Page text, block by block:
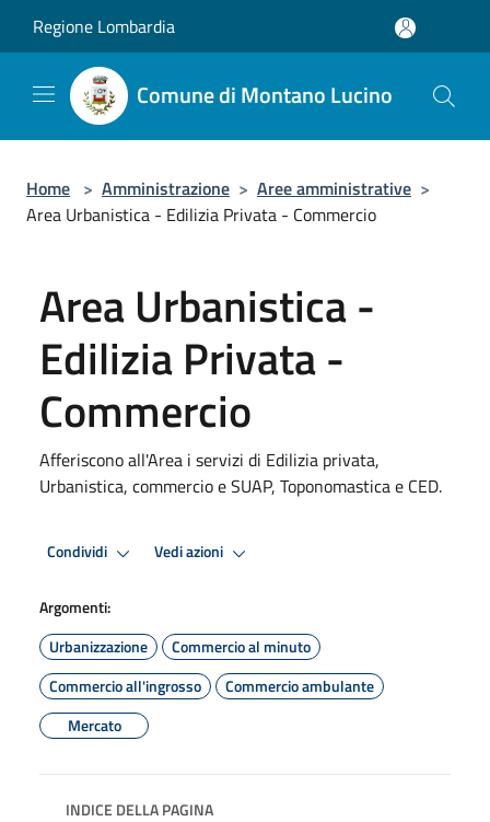
Regione Lombardia
Comune di Montano Lucino
Home > Amministrazione > Aree amministrative >
Area Urbanistica - Edilizia Privata - Commercio
Area Urbanistica -
Edilizia Privata -
Commercio
Afferiscono all'Area i servizi di Edilizia privata,
Urbanistica, commercio e SUAP, Toponomastica e CED.
Condividi Vedi azioni
Argomenti:
Urbanizzazione
Commercio al minuto
Commercio all'ingrosso
Commercio ambulante
Mercato
INDICE DELLA PAGINA